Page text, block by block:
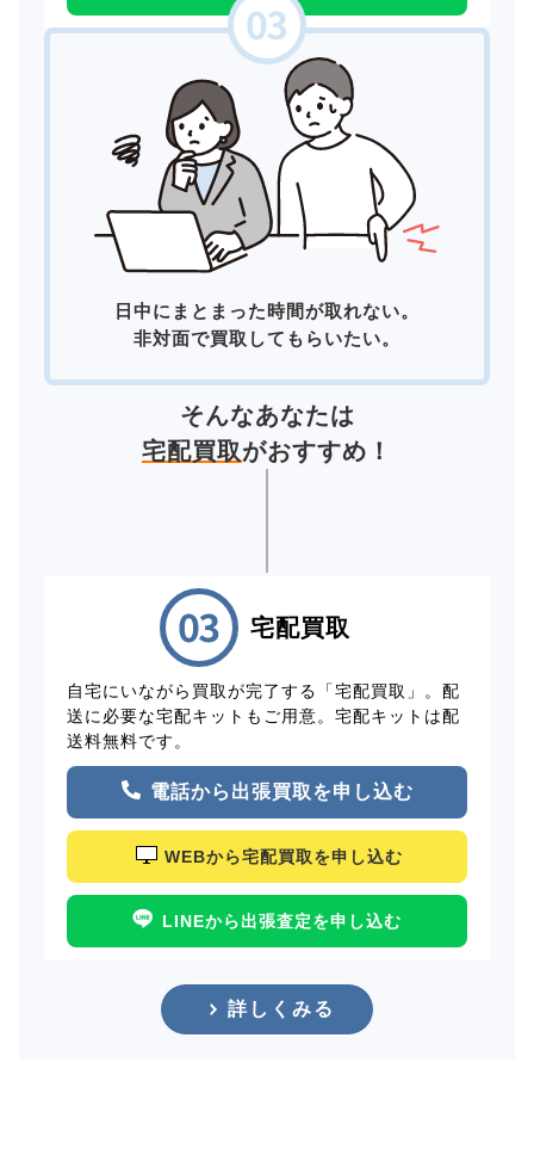
日中にまとまった時間が取れない。
非対面で買取してもらいたい。
そんなあなたは
宅配買取がおすすめ！
宅配買取
自宅にいながら買取が完了する「宅配買取」。配
送に必要な宅配キットもご用意。宅配キットは配
送料無料です。
電話から出張買取を申し込む
WEBから宅配買取を申し込む
LINEから出張査定を申し込む
詳しくみる